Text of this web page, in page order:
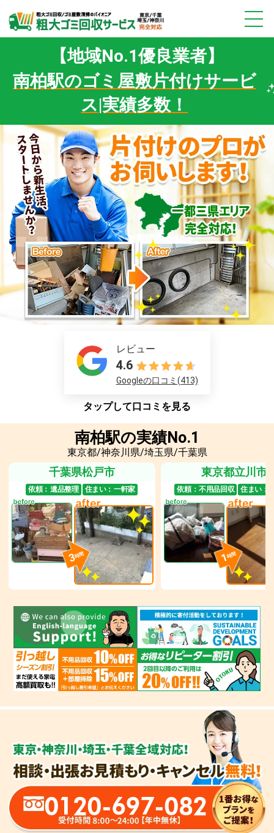
【地域No.1優良業者】
南柏駅のゴミ屋敷片付けサービ
ス|実績多数！
レビュー
4.6
Googleの口コミ(413)
タップして口コミを見る
南柏駅の実績No.1
東京都/神奈川県/埼玉県/千葉県
千葉県松戸市
依頼： 遺品整理 住まい： 一軒家
3時間
東京都立川市
依頼： 不用品回収 住まい：
1時間
0120-697-082